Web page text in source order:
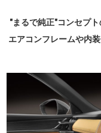
"まるで純正"コンセプ
エアコンフレームや内